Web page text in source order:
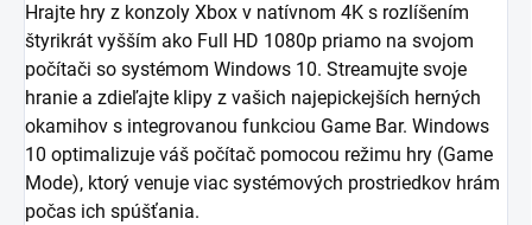
Hrajte hry z konzoly Xbox v natívnom 4K s rozlíšením
štyrikrát vyšším ako Full HD 1080p priamo na svojom
počítači so systémom Windows 10. Streamujte svoje
hranie a zdieľajte klipy z vašich najepickejších herných
okamihov s integrovanou funkciou Game Bar. Windows
10 optimalizuje váš počítač pomocou režimu hry (Game
Mode), ktorý venuje viac systémových prostriedkov hrám
počas ich spúšťania.